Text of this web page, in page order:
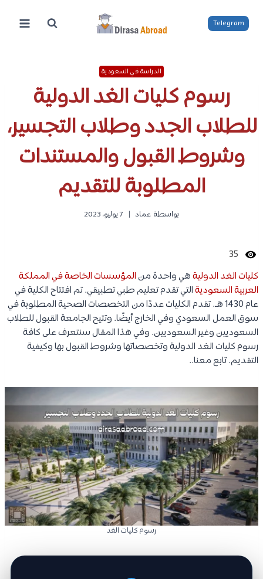
المحتوى
Telegram
الدراسة في السعودية
رسوم كليات الغد الدولية
للطلاب الجدد وطلاب التجسير،
وشروط القبول والمستندات
المطلوبة للتقديم
بواسطة عماد 7 يوليو، 2023
35
كليات الغد الدوليةهي واحدة منالمؤسسات الخاصة في المملكة
العربية السعوديةالتي تقدم تعليم طبي تطبيقي. تم افتتاح الكلية في
عام 1430 هـ. تقدم الكليات عددًا من التخصصات الصحية المطلوبة في
سوق العمل السعودي وفي الخارج أيضًا. وتتيح الجامعة القبول للطلاب
السعوديين وغير السعوديين. وفي هذا المقال سنتعرف على كافة
رسوم كليات الغد الدولية وتخصصاتها وشروط القبول بها وكيفية
التقديم. تابع معنا..
رسوم كليات الغد